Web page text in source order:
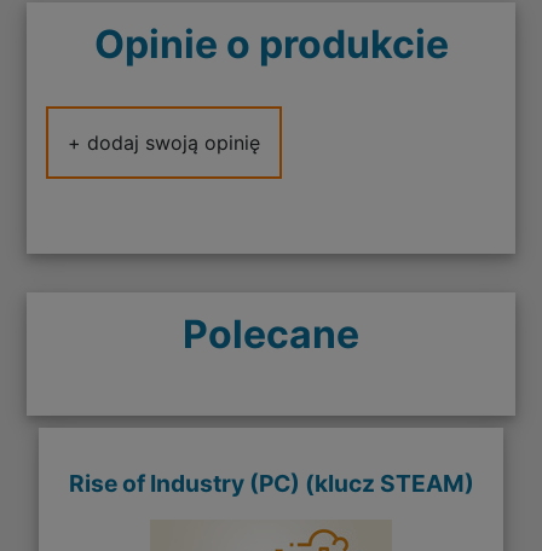
Opinie o produkcie
+ dodaj swoją opinię
Polecane
Rise of Industry (PC) (klucz STEAM)